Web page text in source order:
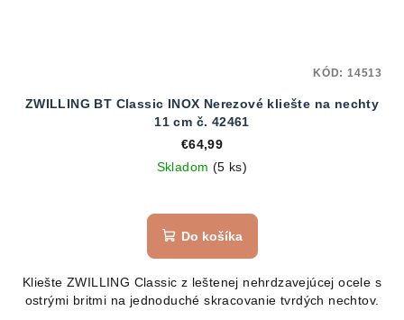
ZWILLING BT Classic INOX Nerezové kliešte na nechty
11 cm č. 42461
€64,99
Skladom (5 ks)
Do košíka
Kliešte ZWILLING Classic z leštenej nehrdzavejúcej ocele s
ostrými britmi na jednoduché skracovanie tvrdých nechtov.
KÓD: 14513